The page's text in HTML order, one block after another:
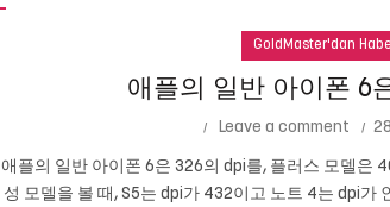
GoldMaster'dan
애플의 일반 아이폰 6
Leave a comment
애플의 일반 아이폰 6은 326의 dpi를, 플러스 모델은
성 모델을 볼 때, S5는 dpi가 432이고 노트 4는 dpi가